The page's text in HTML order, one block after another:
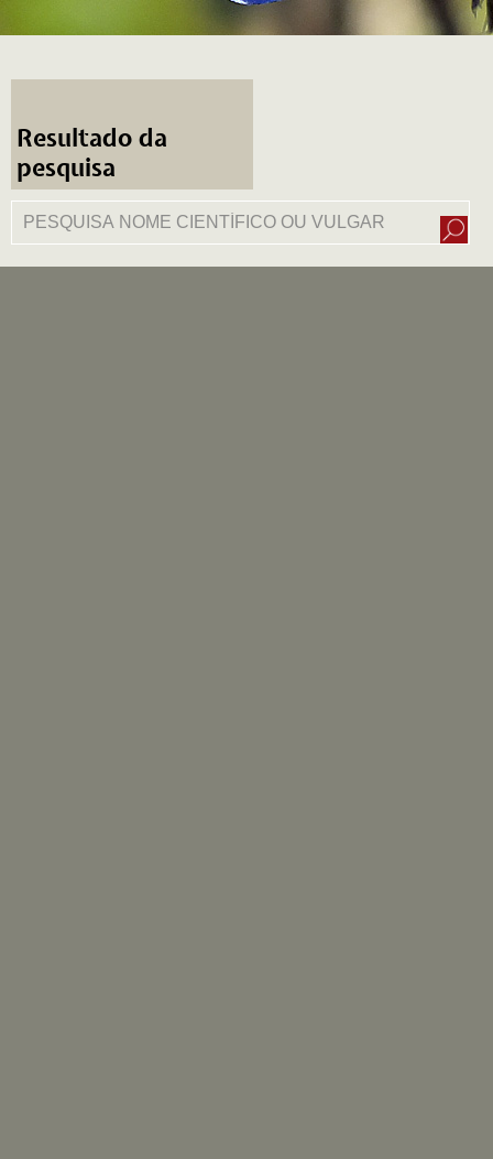
Resultado da
pesquisa